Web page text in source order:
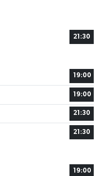
21:30
19:00
19:00
21:30
21:30
19:00